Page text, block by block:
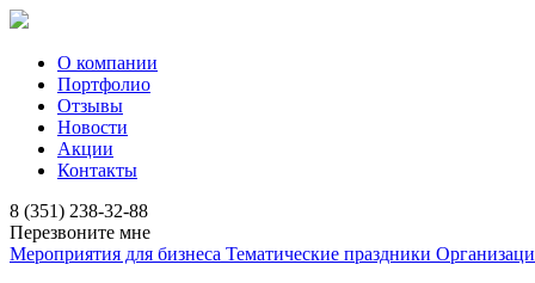
О компании
Портфолио
Отзывы
Новости
Акции
Контакты
8 (351) 238-32-88
Перезвоните мне
Мероприятия для бизнеса Тематические праздники